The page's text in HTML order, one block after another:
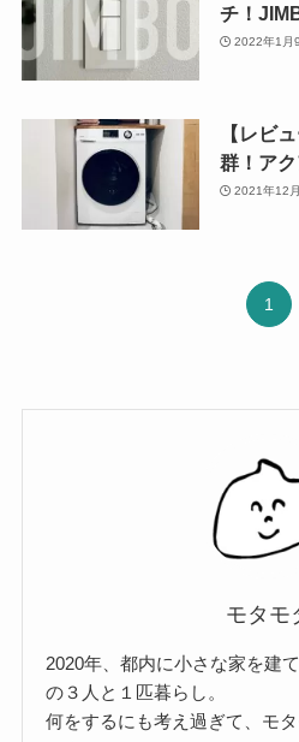
チ！
2022年1月
【レビ
群！ア
2021年12
1
モタモ
2020年、都内に小さな家を建
の３人と１匹暮らし。
何をするにも考え過ぎて、モ